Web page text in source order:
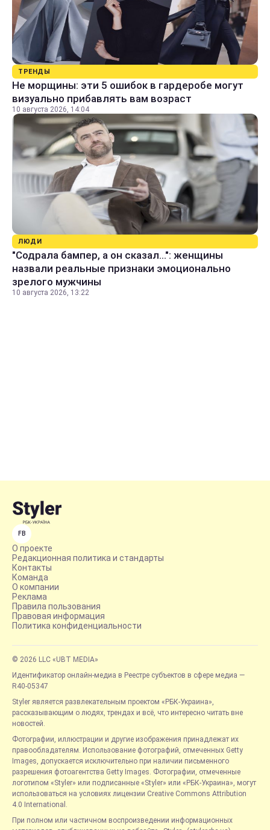
ТРЕНДЫ
Не морщины: эти 5 ошибок в гардеробе могут
визуально прибавлять вам возраст
10 августа 2026, 14:04
ЛЮДИ
"Содрала бампер, а он сказал...": женщины
назвали реальные признаки эмоционально
зрелого мужчины
10 августа 2026, 13:22
FB
О проекте
Редакционная политика и стандарты
Контакты
Команда
О компании
Реклама
Правила пользования
Правовая информация
Политика конфиденциальности
© 2026 LLC «UBT MEDIA»
Идентификатор онлайн-медиа в Реестре субъектов в сфере медиа —
R40-05347
Styler является развлекательным проектом «РБК-Украина»,
рассказывающим о людях, трендах и всё, что интересно читать вне
новостей.
Фотографии, иллюстрации и другие изображения принадлежат их
правообладателям. Использование фотографий, отмеченных Getty
Images, допускается исключительно при наличии письменного
разрешения фотоагентства Getty Images. Фотографии, отмеченные
логотипом «Styler» или подписанные «Styler» или «РБК-Украина», могут
использоваться на условиях лицензии Creative Commons Attribution
4.0 International.
При полном или частичном воспроизведении информационных